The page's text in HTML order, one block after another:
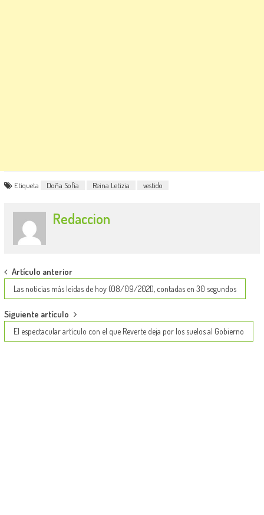
Etiqueta Doña Sofía Reina Letizia vestido
Redaccion
Post
navigation
Artículo anterior
Las noticias más leídas de hoy (08/09/2021), contadas en 30 segundos
Siguiente artículo
El espectacular artículo con el que Reverte deja por los suelos al Gobierno